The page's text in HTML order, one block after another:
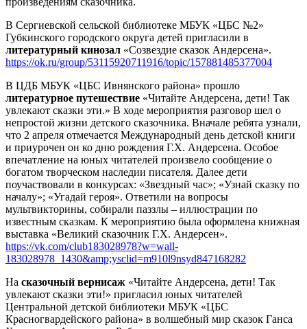
В Сергиевской сельской библиотеке МБУК «ЦБС №2»
Губкинского городского округа детей пригласили в
литературный кинозал «Созвездие сказок Андерсена».
https://ok.ru/group/53115920711916/topic/157881485377004
В ЦДБ МБУК «ЦБС Ивнянского района» прошло
литературное путешествие «Читайте Андерсена, дети! Так
увлекают сказки эти.» В ходе мероприятия разговор шел о
непростой жизни детского сказочника. Вначале ребята узнали,
что 2 апреля отмечается Международный день детской книги
и приурочен он ко дню рождения Г.Х. Андерсена. Особое
впечатление на юных читателей произвело сообщение о
богатом творческом наследии писателя. Далее дети
поучаствовали в конкурсах: «Звездный час»; «Узнай сказку по
началу»; «Угадай героя». Ответили на вопросы
мультвикторины, собирали паззлы – иллюстрации по
известным сказкам. К мероприятию была оформлена книжная
выставка «Великий сказочник Г.Х. Андерсен».
https://vk.com/club183028978?w=wall-
183028978_1430&amp;ysclid=m910l9nsyd847168282
На сказочный вернисаж «Читайте Андерсена, дети! Так
увлекают сказки эти!» пригласил юных читателей
Центральной детской библиотеки МБУК «ЦБС
Красногвардейского района» в волшебный мир сказок Ганса